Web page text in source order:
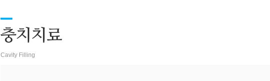
충치치료
Cavity Filling